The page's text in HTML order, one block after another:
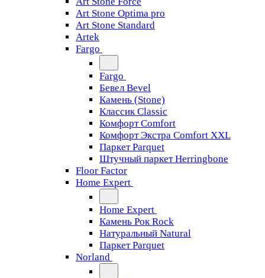
Art Stone Optima pro
Art Stone Standard
Artek
Fargo
Fargo
Бевел Bevel
Камень (Stone)
Классик Classic
Комфорт Comfort
Комфорт Экстра Comfort XXL
Паркет Parquet
Штучный паркет Herringbone
Floor Factor
Home Expert
Home Expert
Камень Рок Rock
Натуральный Natural
Паркет Parquet
Norland